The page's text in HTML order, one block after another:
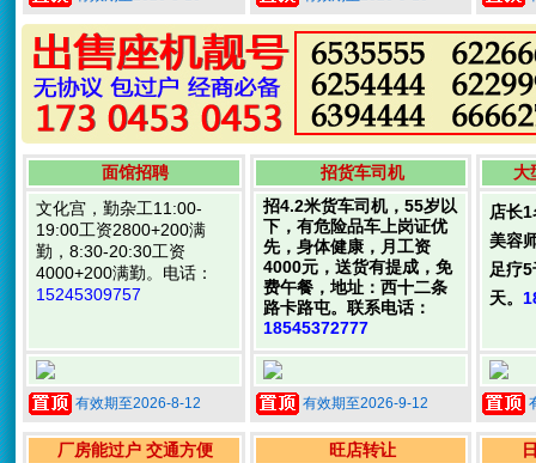
面馆招聘
文化宫，勤杂工11:00-
19:00工资2800+200满
勤，8:30-20:30工资
4000+200满勤。电话：
15245309757
有效期至2026-8-12
招货车司机
招4.2米货车司机，55岁以
下，有危险品车上岗证优
先，身体健康，月工资
4000元，送货有提成，免
费午餐，地址：西十二条
路卡路屯。联系电话：
18545372777
有效期至2026-9-12
大
店长
美容
足疗
天。
厂房能过户 交通方便
旺店转让